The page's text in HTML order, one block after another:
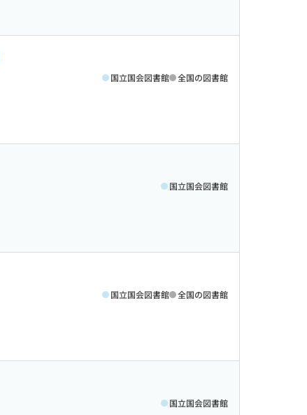
国立国会図書館 全国の図書館
国立国会図書館
国立国会図書館 全国の図書館
国立国会図書館